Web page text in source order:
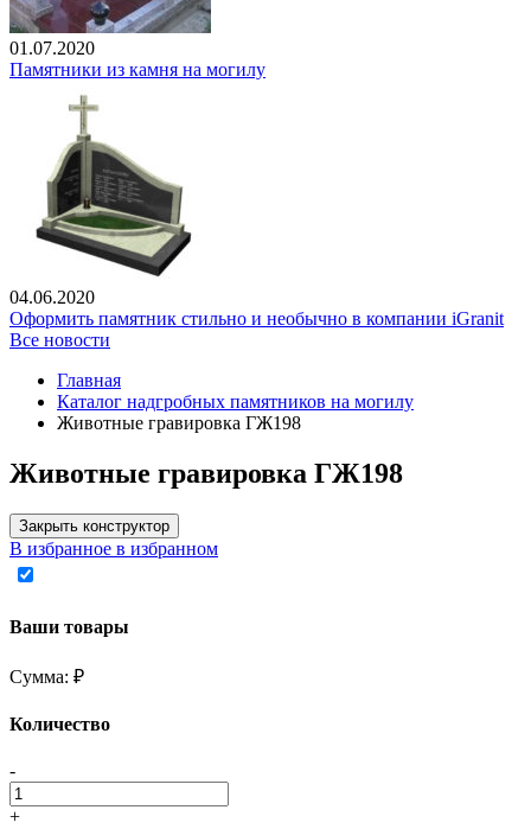
01.07.2020
Памятники из камня на могилу
04.06.2020
Оформить памятник стильно и необычно в компании iGranit
Все новости
Главная
Каталог надгробных памятников на могилу
Животные гравировка ГЖ198
Животные гравировка ГЖ198
Закрыть конструктор
В избранное в избранном
Ваши товары
Сумма: ₽
Количество
-
+